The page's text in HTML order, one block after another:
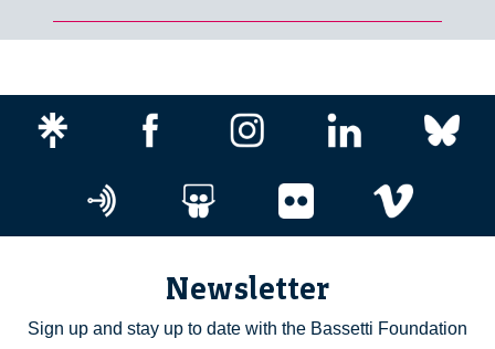
Newsletter
Sign up and stay up to date with the Bassetti Foundation